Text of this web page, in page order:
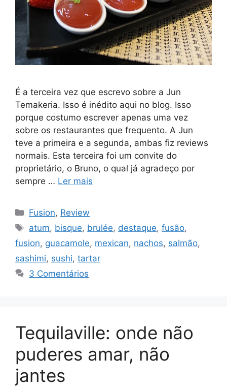
É a terceira vez que escrevo sobre a Jun
Temakeria. Isso é inédito aqui no blog. Isso
porque costumo escrever apenas uma vez
sobre os restaurantes que frequento. A Jun
teve a primeira e a segunda, ambas fiz reviews
normais. Esta terceira foi um convite do
proprietário, o Bruno, o qual já agradeço por
sempre … Ler mais
Categorias
Fusion, Review
Tags
atum, bisque, brulée, destaque,fusão,
fusion, guacamole, mexican, nachos, salmão,
sashimi, sushi, tartar
3 Comentários
Tequilaville: onde não
puderes amar, não
jantes